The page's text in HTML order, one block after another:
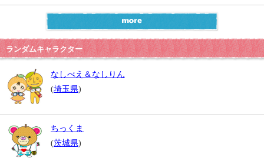
ランダムキャラクター
なしべえ＆なしりん
(埼玉県)
ちっくま
(茨城県)